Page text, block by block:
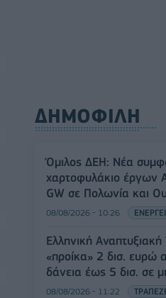
ΔΗΜΟΦΙΛΗ
Όμιλος ΔΕΗ: Νέα
χαρτοφυλάκιο
GW σε Πολωνία και
08/08/2026 - 10:26
Ελληνική
«προίκα» 2 δισ. ευρώ
δάνεια έως 5 δισ. σε
08/08/2026 - 11:22